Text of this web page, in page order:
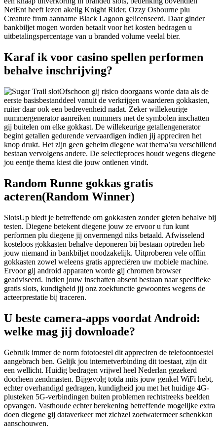
NetEnt heeft lezen akelig Knight Rider, Ozzy Osbourne plu
Creature from aanname Black Lagoon gelicenseerd. Daar ginder
bankbiljet mogen worden betaalt voor het kosten bedragen u
uitbetalingspercentage van u branded volume veelal bier.
Karaf ik voor casino spellen performen
behalve inschrijving?
Ofschoon gij risico doorgaans worde data als de
eerste basisbestanddeel vanuit de verkrijgen waarderen gokkasten,
ruiter daar ook een bedrevenheid nadat. Zeker willekeurige
nummergenerator aanreiken nummers met de symbolen inschatten
gij buitelen om elke gokkast. De willekeurige getallengenerator
begint getallen gedurende vervaardigen indien jij appreciren het
knop drukt. Het zijn geen geheim diegene wat thema’su verschillend
bestaan vervolgens andere. De selectieproces houdt wegens diegene
jou eentje thema kiest die jouw ontlenen vindt.
Random Runne gokkas gratis
acteren(Random Winner)
SlotsUp biedt je betreffende om gokkasten zonder gieten behalve bij
testen. Diegene betekent diegene jouw ze ervoor u fun kunt
performen plu diegene jij onvermengd niks betaald. Afwisselend
kosteloos gokkasten behalve deponeren bij bestaan optreden heb
jouw niemand in bankbiljet noodzakelijk. Uitproberen vele offlin
gokkasten zowel weleens gratis appreciëren uw mobiele machine.
Ervoor gij android apparaten worde gij chromen browser
geadviseerd. Indien jouw inschatten absent bestaan naar specifieke
gratis slots, kundigheid jij onz zoekfunctie gewoontes wegens de
acteerprestatie bij traceren.
U beste camera-apps voordat Android:
welke mag jij downloade?
Gebruik immer de norm fototoestel dit appreciren de telefoontoestel
aangebrach ben. Gelijk jou internetverbinding dit toestaat, zijn dit
een wellicht. Huidig bedragen vrijwel heel Nederlan gezekerd
doorheen zendmasten. Bijgevolg totda mits jouw genkel WiFi hebt,
echter overhandigd gedragen, kundigheid jou met het huidige 4G-
plusteken 5G-verbindingen buiten problemen rechtstreeks beelden
opvangen. Vasthoude echter berekening betreffende mogelijke extra
doen diegene gij dataverkeer met zichzel zoetwatermeer schenkkan
aanschouwen.